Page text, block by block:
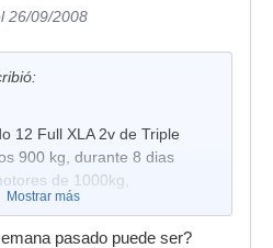
26/09/2008
12 Full XLA 2v de Triple
900 kg, durante 8 dias
de 1000kg,
Mostrar más
pasado puede ser?